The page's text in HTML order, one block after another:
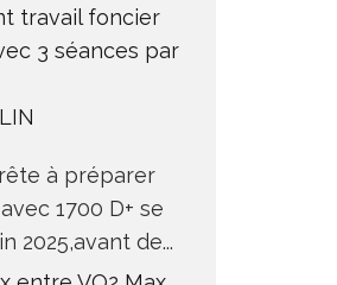
travail foncier
3 séances par
à préparer
1700 D+ se
2025,avant de...